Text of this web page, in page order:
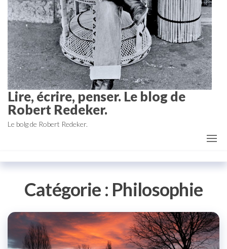
Lire, écrire, penser. Le blog de
Robert Redeker.
Le bolg de Robert Redeker.
Catégorie : Philosophie